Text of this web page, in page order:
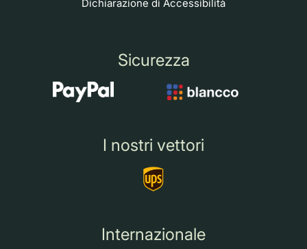
Dichiarazione di Accessibilità
Sicurezza
I nostri vettori
Internazionale